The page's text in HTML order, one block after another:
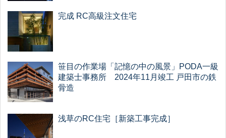
完成 RC高級注文住宅
笹目の作業場「記憶の中の風景」PODA一級
建築士事務所 2024年11月竣工 戸田市の鉄
骨造
浅草のRC住宅［新築工事完成］